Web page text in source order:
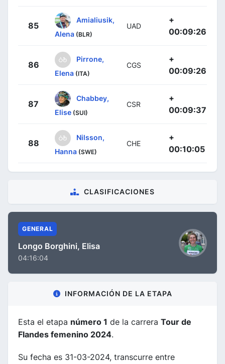
85
Amialiusik,
Alena (BLR)
UAD
+
00:09:26
86
Pirrone,
Elena (ITA)
CGS
+
00:09:26
87
Chabbey,
Elise (SUI)
CSR
+
00:09:37
88
Nilsson,
Hanna (SWE)
CHE
+
00:10:05
CLASIFICACIONES
GENERAL
Longo Borghini, Elisa
04:16:04
INFORMACIÓN DE LA ETAPA
Esta el etapa número 1 de la carrera Tour de
Flandes femenino 2024.
Su fecha es 31-03-2024, transcurre entre